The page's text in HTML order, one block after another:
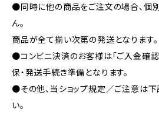
●同時に他の商品をご注文の場合、個
ん。
商品が全て揃い次第の発送となります。
●コンビニ決済のお客様は「ご入金確
保・発送手続き準備となります。
●その他、当ショップ規定／ご注意は
い。